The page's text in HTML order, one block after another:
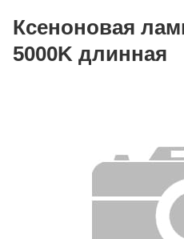
Ксеноновая
5000K длинная